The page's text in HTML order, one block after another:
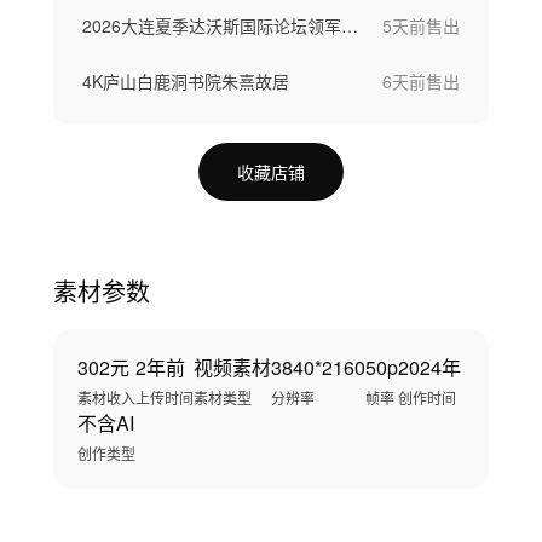
2026大连夏季达沃斯国际论坛领军者年会 5天前售出
4K庐山白鹿洞书院朱熹故居 6天前售出
收藏店铺
素材参数
302元
素材收入
2年前
上传时间
视频素材
素材类型
3840*2160
分辨率
50p
帧率
2024年
创作时间
不含AI
创作类型